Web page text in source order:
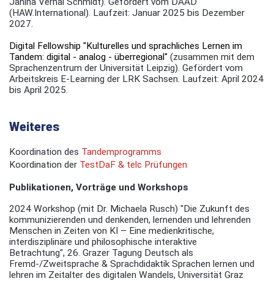
(HAW.International). Laufzeit: Januar 2025 bis Dezember
2027.
Digital Fellowship "Kulturelles und sprachliches Lernen im
Tandem: digital - analog - überregional" (zusammen mit dem
Sprachenzentrum der Universität Leipzig). Gefördert vom
Arbeitskreis E-Learning der LRK Sachsen. Laufzeit: April 2024
bis April 2025.
Weiteres
Koordination des Tandemprogramms
Koordination der TestDaF & telc Prüfungen
Publikationen, Vorträge und Workshops
2024 Workshop (mit Dr. Michaela Rusch) "Die Zukunft des
kommunizierenden und denkenden, lernenden und lehrenden
Menschen in Zeiten von KI – Eine medienkritische,
interdisziplinäre und philosophische interaktive
Betrachtung", 26. Grazer Tagung Deutsch als
Fremd-/Zweitsprache & Sprachdidaktik Sprachen lernen und
lehren im Zeitalter des digitalen Wandels, Universität Graz